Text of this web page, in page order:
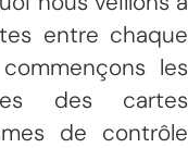
entre chaque
les
des cartes
de contrôle